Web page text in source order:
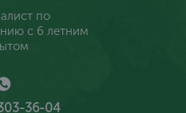
по
с 6 летним
36-04